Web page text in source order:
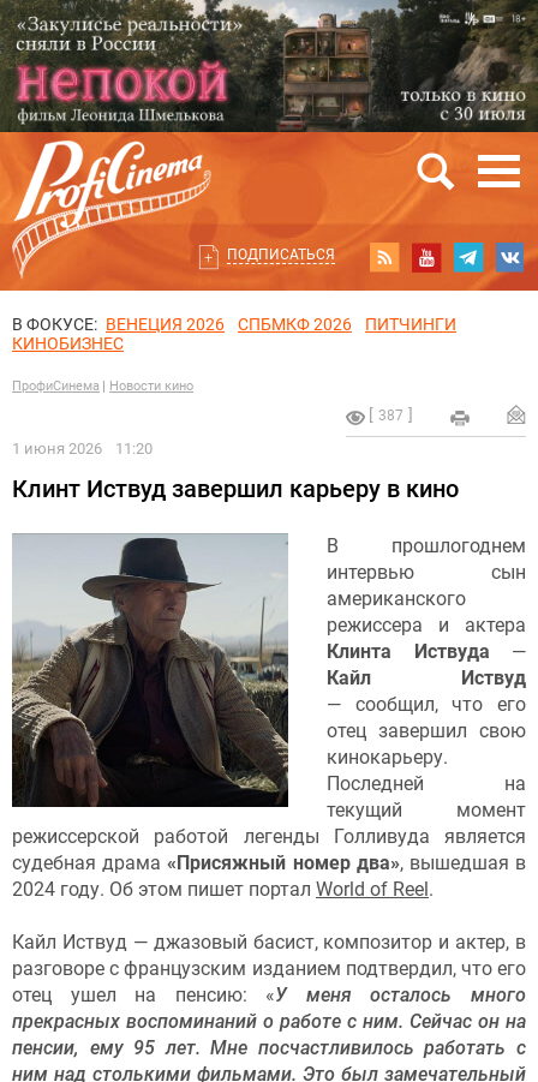
ПОДПИСАТЬСЯ
В ФОКУСЕ: ВЕНЕЦИЯ 2026 СПБМКФ 2026
ПИТЧИНГИ
КИНОБИЗНЕС
ПрофиСинема Новости кино
387
1 июня 2026 11:20
Клинт Иствуд завершил карьеру в кино
В прошлогоднем
интервью сын
американского
режиссера и актера
Клинта Иствуда —
Кайл Иствуд
— сообщил, что его
отец завершил свою
кинокарьеру.
Последней на
текущий момент
режиссерской работой легенды Голливуда является
судебная драма«Присяжный номер два», вышедшая в
2024 году. Об этом пишет портал World of Reel .
Кайл Иствуд — джазовый басист, композитор и актер, в
разговоре с французским изданием подтвердил, что его
отец ушел на пенсию: «У меня осталось много
прекрасных воспоминаний о работе с ним. Сейчас он на
пенсии, ему 95 лет. Мне посчастливилось работать с
ним над столькими фильмами. Это был замечательный